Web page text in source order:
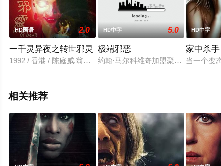
。HD国语 2.0
一千灵异夜之转世邪灵
1992 / 香港 / 陈庭威,翁虹,陈志豪,施绮莲,邱展鹏,关伟伦,石中玉,
HD中字 5.0
极端邪恶
约翰·马尔科维奇加盟聚焦史上最著
HD中字
家中杀手
当一个变
相关推荐